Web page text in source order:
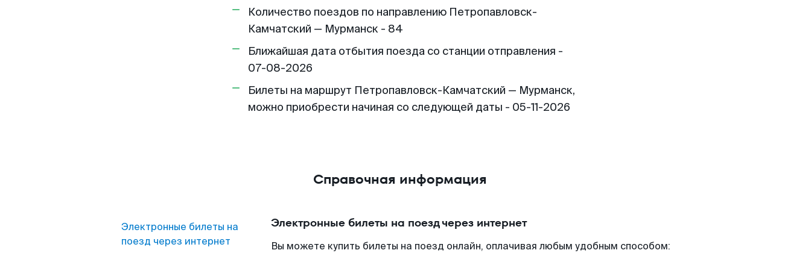
Количество поездов по направлению Петропавловск-
Камчатский — Мурманск - 84
Ближайшая дата отбытия поезда со станции отправления -
07-08-2026
Билеты на маршрут Петропавловск-Камчатский — Мурманск,
можно приобрести начиная со следующей даты - 05-11-2026
Справочная информация
Электронные билеты на
поезд через интернет
Электронные билеты на поезд через интернет
Вы можете купить билеты на поезд онлайн, оплачивая любым удобным способом: